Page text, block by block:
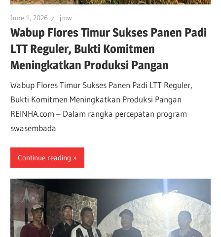
June 1, 2026 jmw
Wabup Flores Timur Sukses Panen Padi
LTT Reguler, Bukti Komitmen
Meningkatkan Produksi Pangan
Wabup Flores Timur Sukses Panen Padi LTT Reguler,
Bukti Komitmen Meningkatkan Produksi Pangan
REINHA.com – Dalam rangka percepatan program
swasembada
Continue reading